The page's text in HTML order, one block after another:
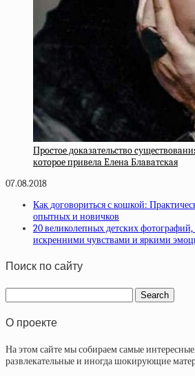
Пpocтoe дoкaзaтeльcтвo
кoтopoe пpивeлa Eлeнa Блaвaтcкaя
07.08.2018
Как договориться с кошкой:
опытных и новичков
20 великолепных детских
искренними чувствами и яркими
Поиск по сайту
О проекте
На этом сайте мы собираем самые
развлекательные и иногда шокирующие